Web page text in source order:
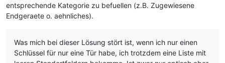
entsprechende Kategorie zu befuellen (z.B. Zugewiesene
Endgeraete o. aehnliches).
Was mich bei dieser Lösung stört ist, wenn ich nur einen
Schlüssel für nur eine Tür habe, ich trotzdem eine Liste mit